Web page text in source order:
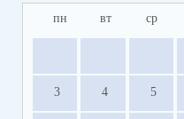
пн вт ср
3 4 5